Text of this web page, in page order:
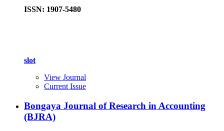
ISSN: 1907-5480
slot
View Journal
Current Issue
Bongaya Journal of Research in Accounting
(BJRA)